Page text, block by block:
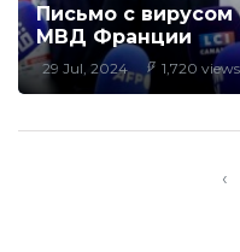
Письмо с
МВД Франции
29 Jul, 2024 1,720 views
‹